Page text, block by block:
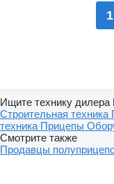
1
Ищите технику дилера
Строительная техника
техника Прицепы
Смотрите также
Продавцы